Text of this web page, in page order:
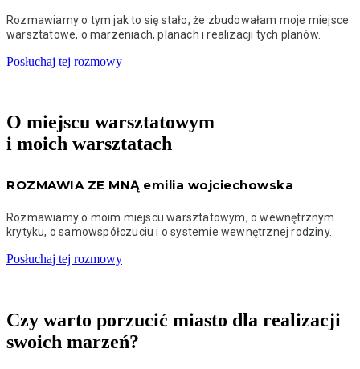
Rozmawiamy o tym jak to się stało, że zbudowałam moje miejsce
warsztatowe, o marzeniach, planach i realizacji tych planów.
Posłuchaj tej rozmowy
O miejscu warsztatowym
i moich warsztatach
ROZMAWIA ZE MNĄ emilia wojciechowska
Rozmawiamy o moim miejscu warsztatowym, o wewnętrznym
krytyku, o samowspółczuciu i o systemie wewnętrznej rodziny.
Posłuchaj tej rozmowy
Czy warto porzucić miasto dla realizacji
swoich marzeń?